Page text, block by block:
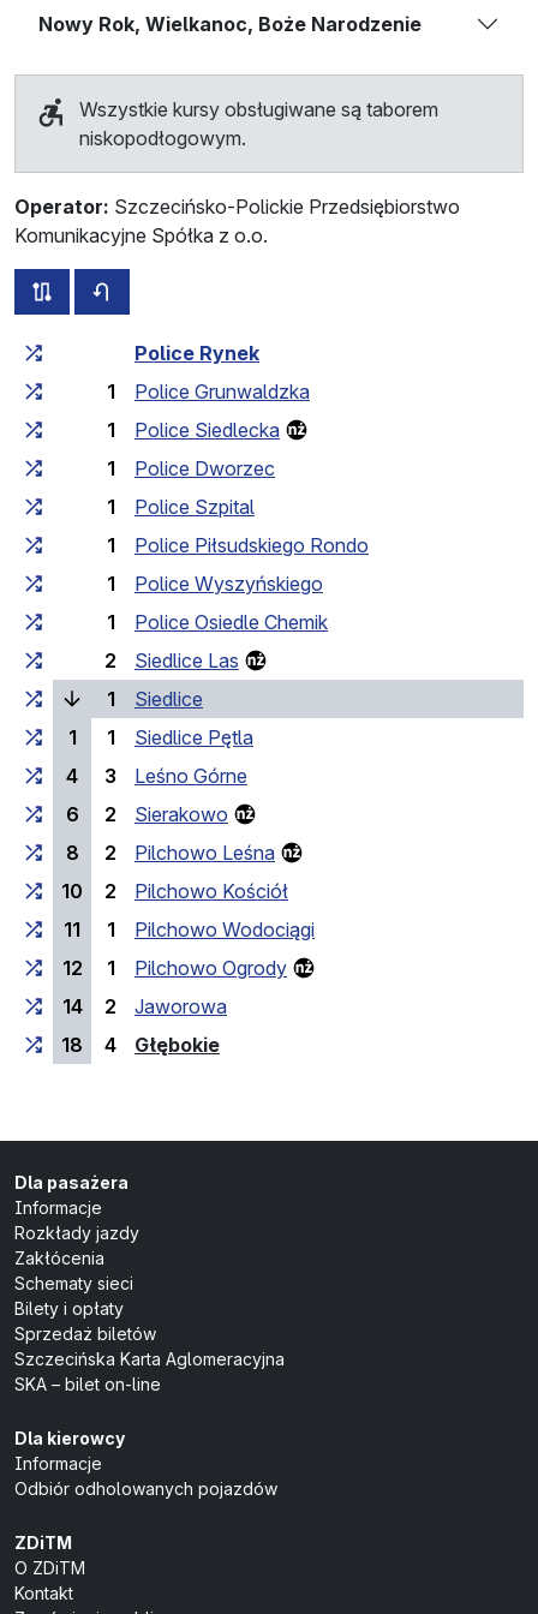
Nowy Rok, Wielkanoc, Boże Narodzenie
Wszystkie kursy obsługiwane są taborem
niskopodłogowym.
Operator: Szczecińsko-Polickie Przedsiębiorstwo
Komunikacyjne Spółka z o.o.
wszystkie trasy tej linii
Czas przejazdu narastająco
Police Rynek
1
Police Grunwaldzka
1
Police Siedlecka
1
Police Dworzec
1
Police Szpital
1
Police Piłsudskiego Rondo
1
Police Wyszyńskiego
1
Police Osiedle Chemik
2
Siedlice Las
1
Siedlice
1
1
Siedlice Pętla
4
3
Leśno Górne
6
2
Sierakowo
8
2
Pilchowo Leśna
10
2
Pilchowo Kościół
11
1
Pilchowo Wodociągi
12
1
Pilchowo Ogrody
14
2
Jaworowa
18
4 Głębokie(przystanek końcowy)
Dla pasażera
Informacje
Rozkłady jazdy
Zakłócenia
Schematy sieci
Bilety i opłaty
Sprzedaż biletów
Szczecińska Karta Aglomeracyjna
SKA – bilet on-line
Dla kierowcy
Informacje
Odbiór odholowanych pojazdów
ZDiTM
O ZDiTM
Kontakt